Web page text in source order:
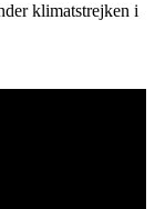
klimatstrejken i